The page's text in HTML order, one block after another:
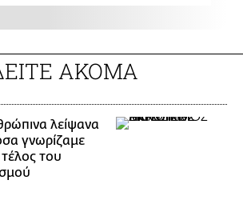
ΑΚΟΜΑ
λείψανα
γνωρίζαμε
του